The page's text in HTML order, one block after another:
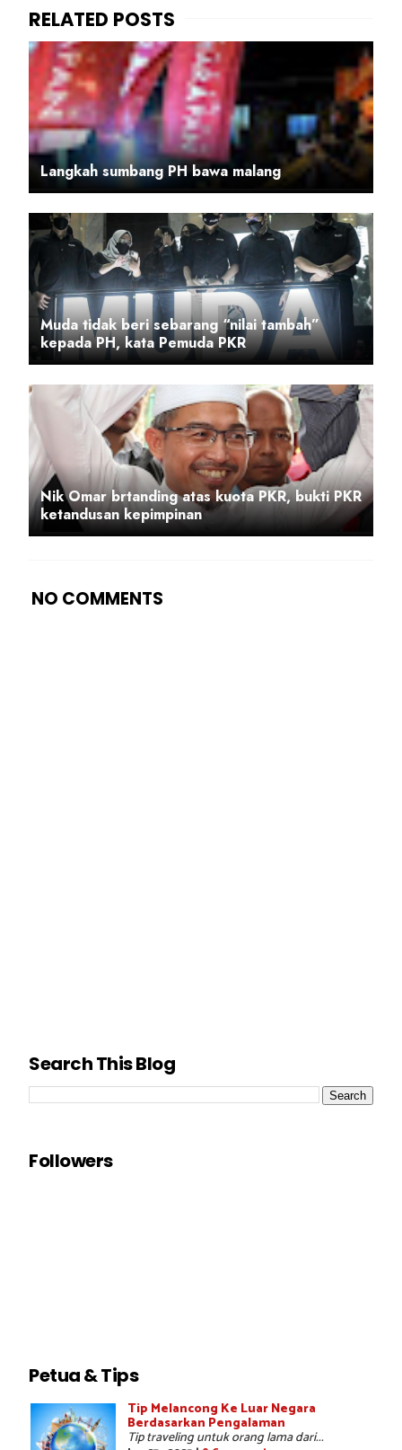
Langkah sumbang PH bawa malang
Muda tidak beri sebarang “nilai tambah”
kepada PH, kata Pemuda PKR
Nik Omar brtanding atas kuota PKR, bukti PKR
ketandusan kepimpinan
NO COMMENTS
Search This Blog
Followers
Petua & Tips
Tip Melancong Ke Luar Negara
Berdasarkan Pengalaman
Tip traveling untuk orang lama dari...